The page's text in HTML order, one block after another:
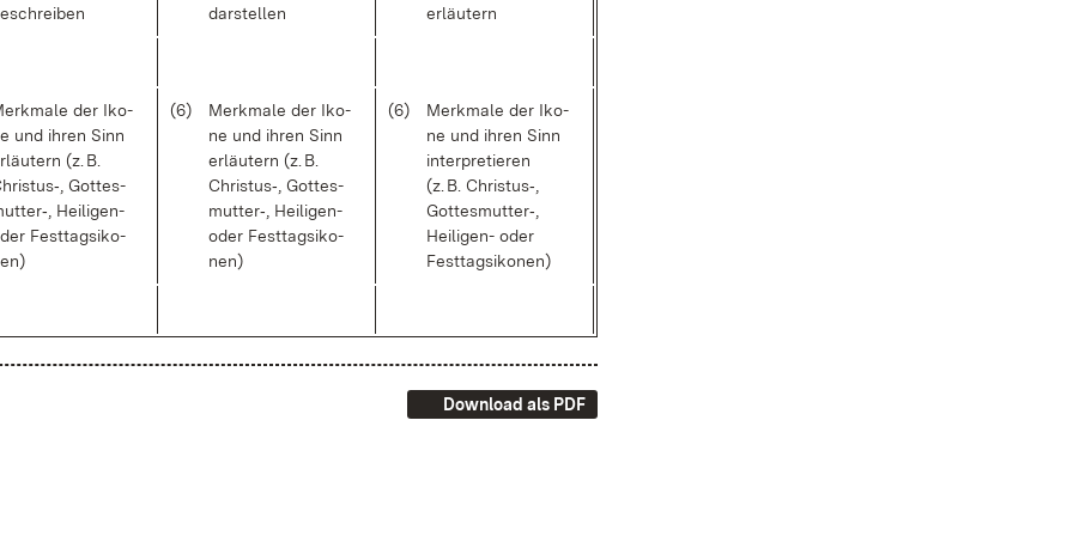
dar­stel­len
er­läu­tern
der Iko­
und ih­ren Sinn
(z. B.
Got­tes­
Hei­li­gen-
Fest­tagsi­ko­
(6)
Merk­ma­le der Iko­
ne und ih­ren Sinn
er­läu­tern (z. B.
Chris­tus‑, Got­tes­
mut­ter‑, Hei­li­gen-
oder Fest­tagsi­ko­
nen)
(6)
Merk­ma­le der Iko­
ne und ih­ren Sinn
in­ter­pre­tie­ren
(z. B. Chris­tus‑,
Got­tes­mut­ter‑,
Hei­li­gen- oder
Fest­tagsi­ko­nen)
Download als PDF